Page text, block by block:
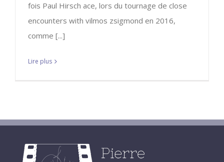
fois Paul Hirsch ace, lors du tournage de close
encounters with vilmos zsigmond en 2016,
comme [...]
Lire plus